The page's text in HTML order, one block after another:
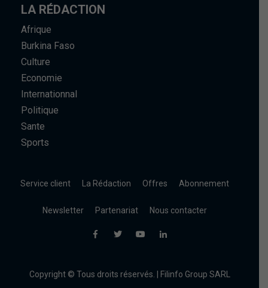
LA RÉDACTION
Afrique
Burkina Faso
Culture
Economie
Internationnal
Politique
Sante
Sports
Service client La Rédaction Offres Abonnement
Newsletter Partenariat Nous contacter
Copyright © Tous droits réservés. | Filinfo Group SARL